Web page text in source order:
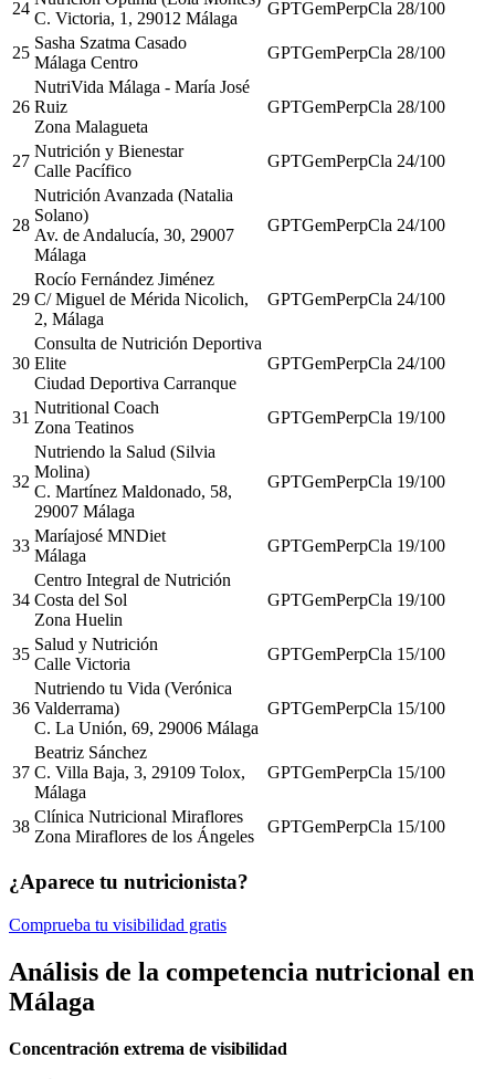
24
C. Victoria, 1, 29012 Málaga
GPTGemPerpCla 28/100
25
Sasha Szatma Casado
Málaga Centro
GPTGemPerpCla 28/100
26
NutriVida Málaga - María José
Ruiz
Zona Malagueta
GPTGemPerpCla 28/100
27
Nutrición y Bienestar
Calle Pacífico
GPTGemPerpCla 24/100
28
Nutrición Avanzada (Natalia
Solano)
Av. de Andalucía, 30, 29007
Málaga
GPTGemPerpCla 24/100
29
Rocío Fernández Jiménez
C/ Miguel de Mérida Nicolich,
2, Málaga
GPTGemPerpCla 24/100
30
Consulta de Nutrición Deportiva
Elite
Ciudad Deportiva Carranque
GPTGemPerpCla 24/100
31
Nutritional Coach
Zona Teatinos
GPTGemPerpCla 19/100
32
Nutriendo la Salud (Silvia
Molina)
C. Martínez Maldonado, 58,
29007 Málaga
GPTGemPerpCla 19/100
33
Maríajosé MNDiet
Málaga
GPTGemPerpCla 19/100
34
Centro Integral de Nutrición
Costa del Sol
Zona Huelin
GPTGemPerpCla 19/100
35
Salud y Nutrición
Calle Victoria
GPTGemPerpCla 15/100
36
Nutriendo tu Vida (Verónica
Valderrama)
C. La Unión, 69, 29006 Málaga
GPTGemPerpCla 15/100
37
Beatriz Sánchez
C. Villa Baja, 3, 29109 Tolox,
Málaga
GPTGemPerpCla 15/100
38
Clínica Nutricional Miraflores
Zona Miraflores de los Ángeles
GPTGemPerpCla 15/100
¿Aparece tu nutricionista?
Comprueba tu visibilidad gratis
Análisis de la competencia nutricional en
Málaga
Concentración extrema de visibilidad